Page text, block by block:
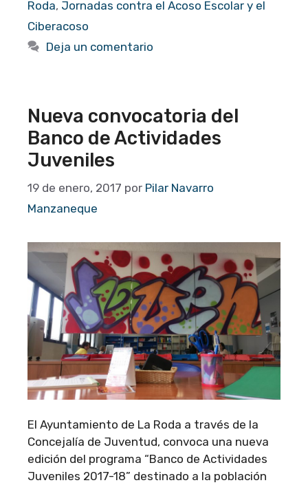
Roda, Jornadas contra el Acoso Escolar y el
Ciberacoso
Deja un comentario
Nueva convocatoria del
Banco de Actividades
Juveniles
19 de enero, 2017 por Pilar Navarro
Manzaneque
El Ayuntamiento de La Roda a través de la
Concejalía de Juventud, convoca una nueva
edición del programa “Banco de Actividades
Juveniles 2017-18” destinado a la población